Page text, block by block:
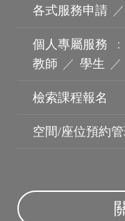
各式服務申請 ／
個人專屬服務
：
教師 ／ 學生 ／
檢索課程報名
空間/座位預約